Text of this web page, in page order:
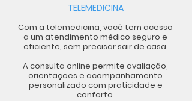
TELEMEDICINA
Com a telemedicina, você tem acesso
a um atendimento médico seguro e
eficiente, sem precisar sair de casa.
A consulta online permite avaliação,
orientações e acompanhamento
personalizado com praticidade e
conforto.